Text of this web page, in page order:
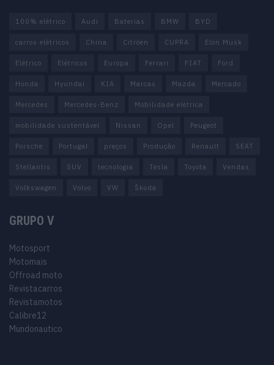
100% elétrico Audi Baterias BMW BYD
carros elétricos China Citröen CUPRA Elon Musk
Elétrico Elétricos Europa Ferrari FIAT Ford
Honda Hyundai KIA Marcas Mazda Mercado
Mercedes Mercedes-Benz Mobilidade elétrica
mobilidade sustentável Nissan Opel Peugeot
Porsche Portugal preços Produção Renault SEAT
Stellantis SUV tecnologia Tesla Toyota Vendas
Volkswagen Volvo VW Škoda
GRUPO V
Motosport
Motomais
Offroad moto
Revistacarros
Revistamotos
Calibre12
Mundonautico